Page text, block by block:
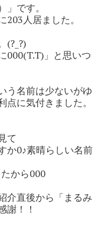
です。
03人居ました。
(?_?)
00(T.T)」と思いつ
う名前は少ないがゆ
に気付きました。
て
か0♪素晴らしい名前
ら000
介直後から「まるみ
謝！！